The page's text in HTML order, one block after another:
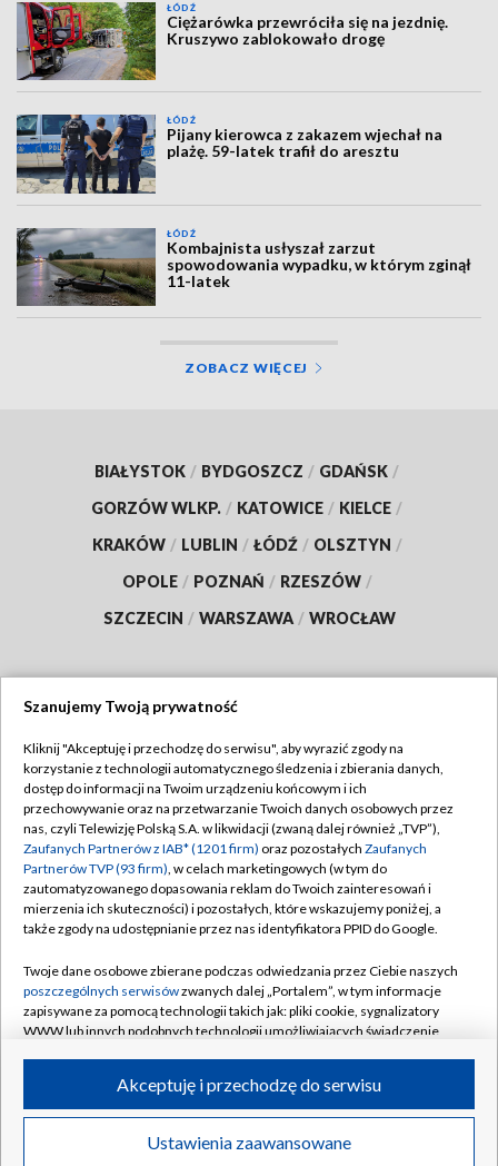
ŁÓDŹ
Ciężarówka przewróciła się na jezdnię.
Kruszywo zablokowało drogę
ŁÓDŹ
Pijany kierowca z zakazem wjechał na
plażę. 59-latek trafił do aresztu
ŁÓDŹ
Kombajnista usłyszał zarzut
spowodowania wypadku, w którym zginął
11-latek
ZOBACZ WIĘCEJ
BIAŁYSTOK / BYDGOSZCZ / GDAŃSK /
GORZÓW WLKP. / KATOWICE / KIELCE /
KRAKÓW / LUBLIN / ŁÓDŹ / OLSZTYN /
OPOLE / POZNAŃ / RZESZÓW /
SZCZECIN / WARSZAWA / WROCŁAW
TVP
Abonament TVP
Emisja w TVP
Centrum informacji TVP
Naziemna Telewizja Cyfrowa
Rada Programowa
System NOS
Informacje o nadawcy
Program dla prasy
Regulamin TVP
Polityka prywatności
Moje zgody
Pomoc
Kontakt
Kanały
©2026 Telewizja Polska S.A. w likwidacji
Szanujemy Twoją prywatność
Kliknij "Akceptuję i przechodzę do serwisu", aby wyrazić zgody na
korzystanie z technologii automatycznego śledzenia i zbierania danych,
dostęp do informacji na Twoim urządzeniu końcowym i ich
przechowywanie oraz na przetwarzanie Twoich danych osobowych przez
nas, czyli Telewizję Polską S.A. w likwidacji (zwaną dalej również „TVP”),
Zaufanych Partnerów z IAB* (1201 firm) oraz pozostałych Zaufanych
Partnerów TVP (93 firm), w celach marketingowych (w tym do
zautomatyzowanego dopasowania reklam do Twoich zainteresowań i
mierzenia ich skuteczności) i pozostałych, które wskazujemy poniżej, a
także zgody na udostępnianie przez nas identyfikatora PPID do Google.
Twoje dane osobowe zbierane podczas odwiedzania przez Ciebie naszych
poszczególnych serwisówzwanych dalej „Portalem”, w tym informacje
zapisywane za pomocą technologii takich jak: pliki cookie, sygnalizatory
WWW lub innych podobnych technologii umożliwiających świadczenie
ruchu w Internecie.
Twoje dane osobowe zbierane podczas odwiedzania przez Ciebie
poszczególnych serwisówna Portalu, takie jak adresy IP, identyfikatory
Ustawienia zaawansowane
Akceptuję i przechodzę do serwisu